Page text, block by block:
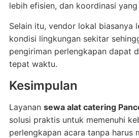
lebih efisien, dan koordinasi
Selain itu, vendor lokal biasanya
kondisi lingkungan sekitar
pengiriman perlengkapan dapat
tepat waktu.
Kesimpulan
Layanan sewa alat catering
solusi praktis untuk memenuhi
perlengkapan acara tanpa harus